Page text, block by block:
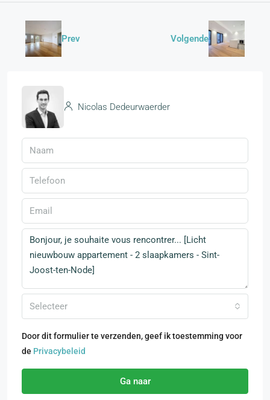
Prev Volgende
Nicolas Dedeurwaerder
Selecteer
Door dit formulier te verzenden, geef ik toestemming voor
de Privacybeleid
Ga naar